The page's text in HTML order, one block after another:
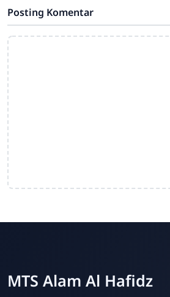
Posting Komentar
MTS Alam Al Hafidz